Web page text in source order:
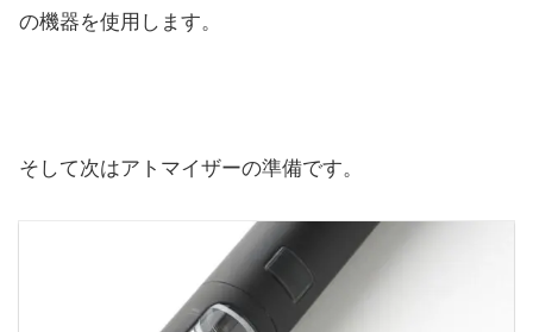
の機器を使用します。
そして次はアトマイザーの準備です。